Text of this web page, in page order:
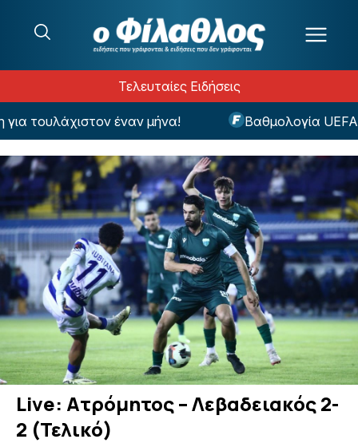
Τελευταίες Ειδήσεις
έναν μήνα! Βαθμολογία UEFA:
Live: Ατρόμητος – Λεβαδειακός 2-
2 (Τελικό)